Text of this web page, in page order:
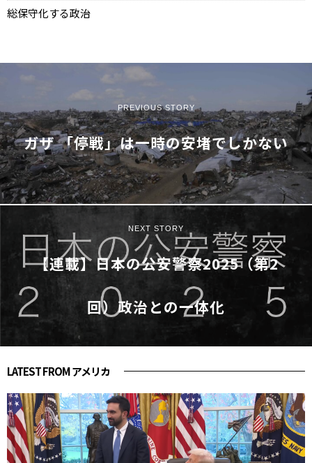
総保守化する政治
PREVIOUS STORY
ガザ 「停戦」は一時の安堵でしかない
NEXT STORY
【連載】日本の公安警察2025（第2
回）政治との一体化
LATEST FROM アメリカ